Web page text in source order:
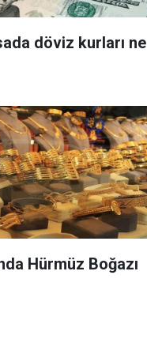
döviz kurları ne
Hürmüz Boğazı